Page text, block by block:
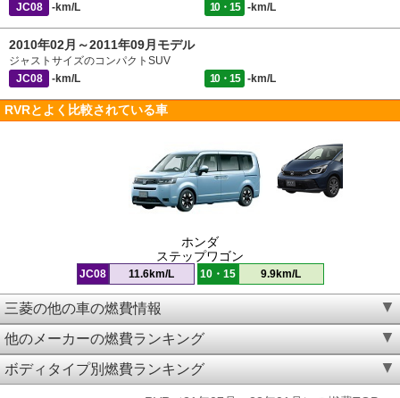
JC08
-km/L 10・15 -km/L
2010年02月～2011年09月モデル
ジャストサイズのコンパクトSUV
JC08
-km/L 10・15 -km/L
RVRとよく比較されている車
ホンダ
ステップワゴン
JC08 11.6km/L 10・15 9.9km/L
三菱の他の車の燃費情報
他のメーカーの燃費ランキング
ボディタイプ別燃費ランキング